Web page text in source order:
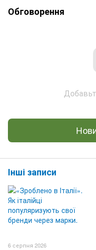
Обговорення
Інші записи
6 серпня 2026